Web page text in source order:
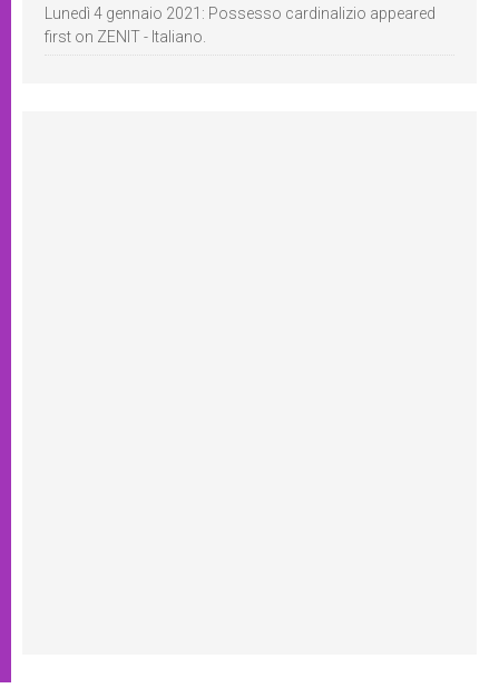
Lunedì 4 gennaio 2021: Possesso cardinalizio appeared
first on ZENIT - Italiano.